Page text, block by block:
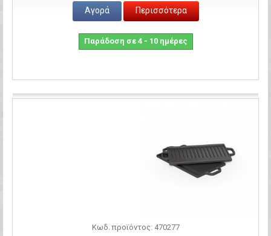
Αγορά Περισσότερα
Παράδοση σε 4 - 10 ημέρες
Κωδ. προϊόντος: 470277